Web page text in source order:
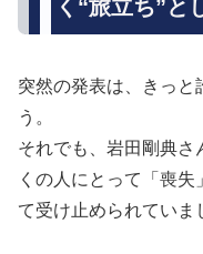
く“旅立ち”と
突然の発表は、きっと
う。
それでも、岩田剛典さ
くの人にとって「喪失
て受け止められていま